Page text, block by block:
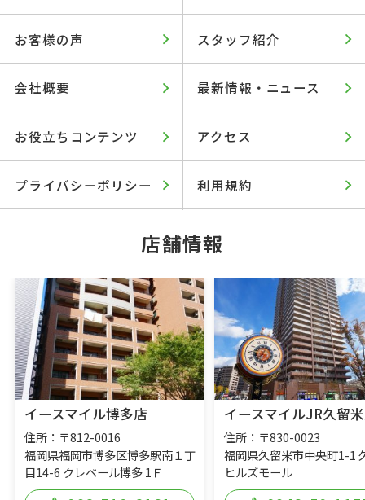
お客様の声 スタッフ紹介
会社概要 最新情報・ニュース
お役立ちコンテンツ アクセス
プライバシーポリシー 利用規約
店舗情報
イースマイル博多店
住所：〒812-0016
福岡県福岡市博多区博多駅南１丁
目14-6 クレベール博多 1Ｆ
イースマイルJR久留
住所：〒830-0023
福岡県久留米市中央町1-1
ヒルズモール